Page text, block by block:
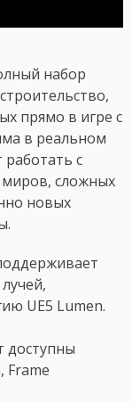
набор
прямо в игре с
в реальном
работать с
сложных
новых
UE5 Lumen.
доступны
Frame